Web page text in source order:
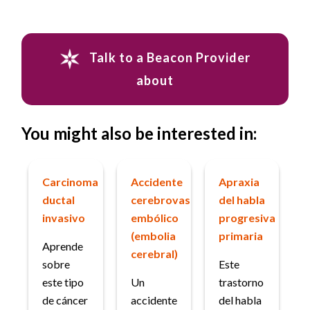
Talk to a Beacon Provider
about
You might also be interested in:
Carcinoma
ductal
invasivo
Aprende
sobre
este tipo
de cáncer
Accidente
cerebrovascular
embólico
(embolia
cerebral)
Un
accidente
Apraxia
del habla
progresiva
primaria
Este
trastorno
del habla